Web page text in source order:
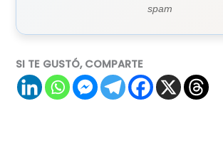
spam
SI TE GUSTÓ, COMPARTE